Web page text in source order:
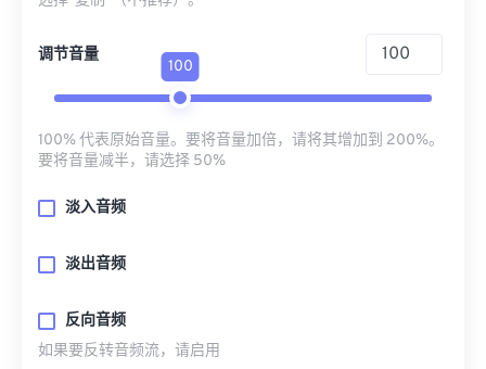
调节音量
100
100% 代表原始音量。要将音量加倍，请将其增加到 200%。
要将音量减半，请选择 50%
淡入音频
淡出音频
反向音频
如果要反转音频流，请启用